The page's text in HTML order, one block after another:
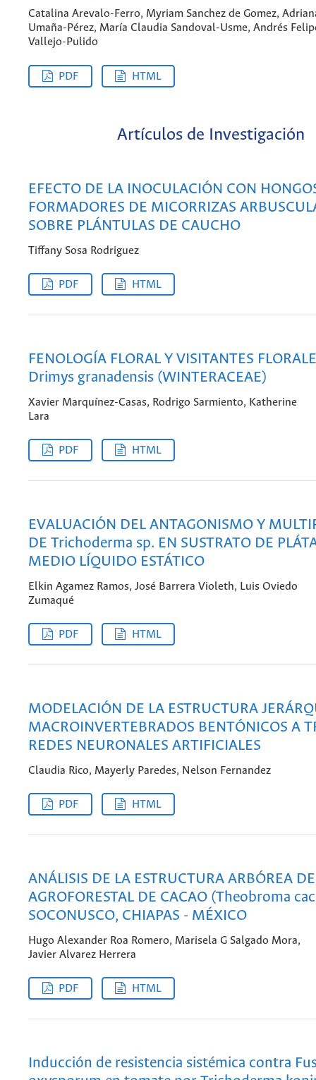
Catalina Arevalo-Ferro, Myriam Sanchez de Gomez,
Umaña-Pérez, María Claudia Sandoval-Usme, Andrés
Vallejo-Pulido
PDF HTML
Artículos de Investigación
EFECTO DE LA INOCULACIÓN CON
FORMADORES DE MICORRIZAS
SOBRE PLÁNTULAS DE CAUCHO
Tiffany Sosa Rodriguez
PDF HTML
FENOLOGÍA FLORAL Y VISITANTES
Drimys granadensis (WINTERACEAE)
Xavier Marquínez-Casas, Rodrigo Sarmiento, Katherine
Lara
PDF HTML
EVALUACIÓN DEL ANTAGONISMO Y
DE Trichoderma sp. EN SUSTRATO DE
MEDIO LÍQUIDO ESTÁTICO
Elkin Agamez Ramos, José Barrera Violeth, Luis Oviedo
Zumaqué
PDF HTML
MODELACIÓN DE LA ESTRUCTURA
MACROINVERTEBRADOS BENTÓNICOS A
REDES NEURONALES ARTIFICIALES
Claudia Rico, Mayerly Paredes, Nelson Fernandez
PDF HTML
ANÁLISIS DE LA ESTRUCTURA ARBÓREA
AGROFORESTAL DE CACAO (Theobroma
SOCONUSCO, CHIAPAS - MÉXICO
Hugo Alexander Roa Romero, Marisela G Salgado Mora,
Javier Alvarez Herrera
PDF HTML
Inducción de resistencia sistémica contra